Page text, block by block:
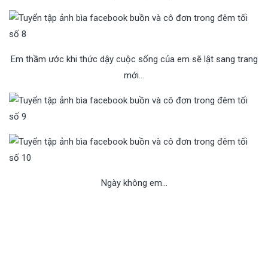
Em thầm ước khi thức dậy cuộc sống của em sẽ lật sang trang
mới…
Ngày không em…